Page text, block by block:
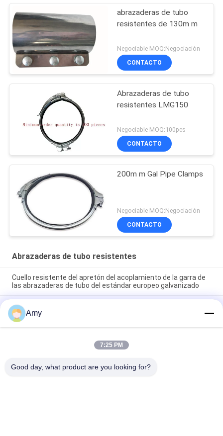
abrazaderas de tubo
resistentes de 130m m
Negociable MOQ:Negociación
CONTACTO
Abrazaderas de tubo
resistentes LMG150
Negociable MOQ:100pcs
CONTACTO
200m m Gal Pipe Clamps
Negociable MOQ:Negociación
CONTACTO
Abrazaderas de tubo resistentes
Cuello resistente del apretón del acoplamiento de la garra de
las abrazaderas de tubo del estándar europeo galvanizado
Las abrazaderas de tubo resistentes del cuello del apretón de
Combi del tubo del arrabio DN100 agarran la abrazadera del
cuello
Abrazaderas de tubo resistentes galvanizadas que juntan el
cuello del apretón de Combi del tubo del arrabio del cuello del
Amy
7:25 PM
Good day, what product are you looking for?